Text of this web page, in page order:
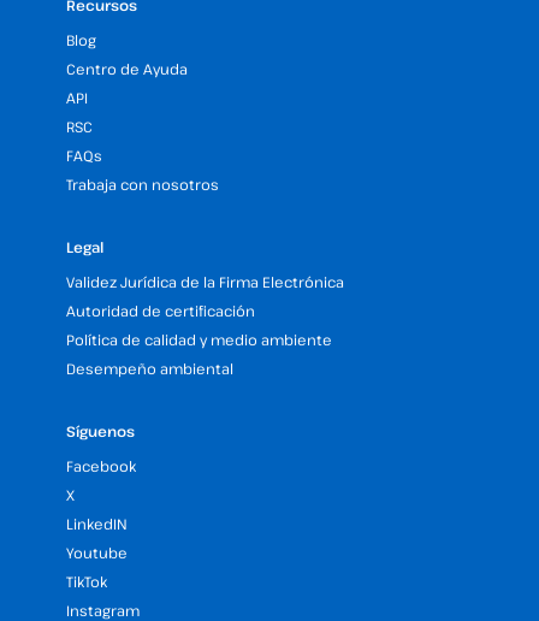
Recursos
Blog
Centro de Ayuda
API
RSC
FAQs
Trabaja con nosotros
Legal
Validez Jurídica de la Firma Electrónica
Autoridad de certificación
Política de calidad y medio ambiente
Desempeño ambiental
Síguenos
Facebook
X
LinkedIN
Youtube
TikTok
Instagram